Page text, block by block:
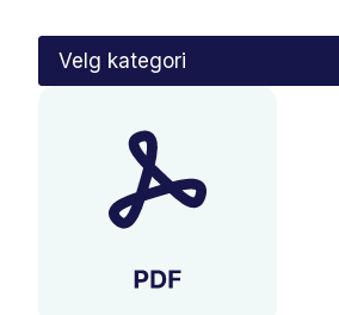
Ressurser
Kontakt oss
Medlemssystem